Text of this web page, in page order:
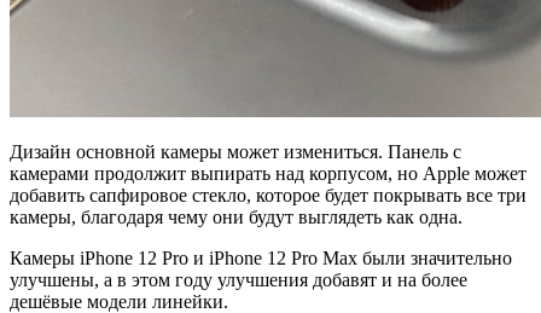
Дизайн основной камеры может измениться. Панель с
камерами продолжит выпирать над корпусом, но Apple может
добавить сапфировое стекло, которое будет покрывать все три
камеры, благодаря чему они будут выглядеть как одна.
Камеры iPhone 12 Pro и iPhone 12 Pro Max были значительно
улучшены, а в этом году улучшения добавят и на более
дешёвые модели линейки.